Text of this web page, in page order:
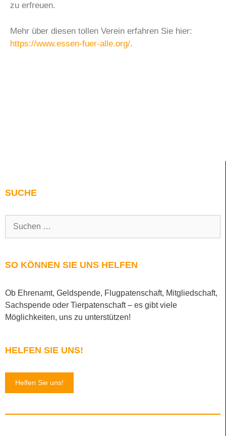
zu erfreuen.
Mehr über diesen tollen Verein erfahren Sie hier:
https://www.essen-fuer-alle.org/.
SUCHE
SO KÖNNEN SIE UNS HELFEN
Ob Ehrenamt, Geldspende, Flugpatenschaft, Mitgliedschaft,
Sachspende oder Tierpatenschaft – es gibt viele
Möglichkeiten, uns zu unterstützen!
HELFEN SIE UNS!
Helfen Sie uns!